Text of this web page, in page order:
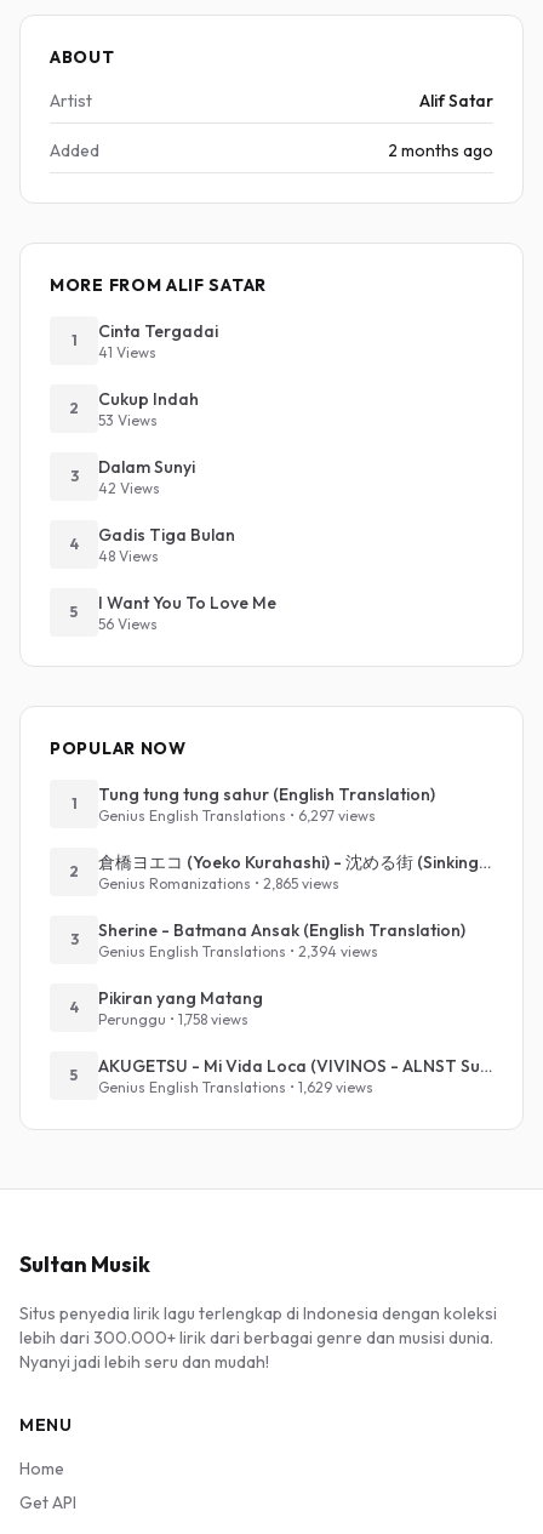
ABOUT
Artist
Alif Satar
Added 2 months ago
MORE FROM ALIF SATAR
1 Cinta Tergadai
41 Views
2 Cukup Indah
53 Views
3 Dalam Sunyi
42 Views
4 Gadis Tiga Bulan
48 Views
5 I Want You To Love Me
56 Views
POPULAR NOW
1 Tung tung tung sahur (English Translation)
Genius English Translations • 6,297 views
2 倉橋ヨエコ (Yoeko Kurahashi) - 沈める街 (Sinking Town) (Romanized)
Genius Romanizations • 2,865 views
3 Sherine - Batmana Ansak (English Translation)
Genius English Translations • 2,394 views
4 Pikiran yang Matang
Perunggu • 1,758 views
5 AKUGETSU - Mi Vida Loca (VIVINOS - ALNST Sub : Till Part.1)
Genius English Translations • 1,629 views
Sultan Musik
Situs penyedia lirik lagu terlengkap di Indonesia dengan koleksi
lebih dari 300.000+ lirik dari berbagai genre dan musisi dunia.
Nyanyi jadi lebih seru dan mudah!
MENU
Home
Get API